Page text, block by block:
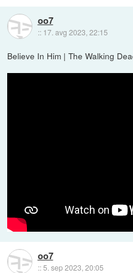
oo7
:: 17. avg 2023, 22:15
Believe In Him | The Walking
oo7
::5. sep 2023, 20:05